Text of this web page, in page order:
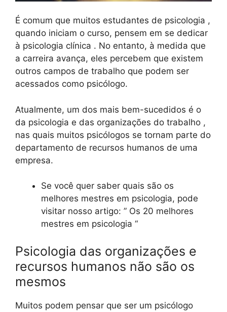
É comum que muitos estudantes de psicologia ,
quando iniciam o curso, pensem em se dedicar
à psicologia clínica . No entanto, à medida que
a carreira avança, eles percebem que existem
outros campos de trabalho que podem ser
acessados ​​como psicólogo.
Atualmente, um dos mais bem-sucedidos é o
da psicologia e das organizações do trabalho ,
nas quais muitos psicólogos se tornam parte do
departamento de recursos humanos de uma
empresa.
Se você quer saber quais são os
melhores mestres em psicologia, pode
visitar nosso artigo: ” Os 20 melhores
mestres em psicologia “
Psicologia das organizações e
recursos humanos não são os
mesmos
Muitos podem pensar que ser um psicólogo